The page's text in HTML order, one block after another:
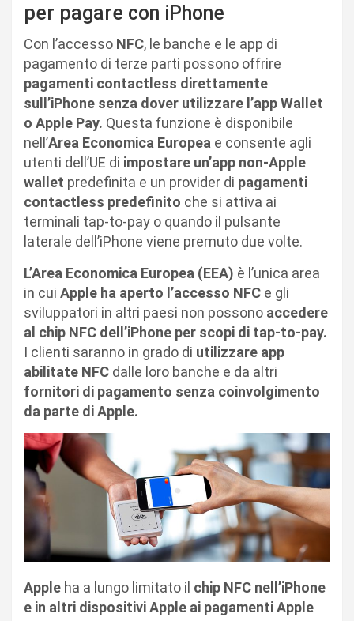
per pagare con iPhone
Con l’accesso NFC, le banche e le app di
pagamento di terze parti possono offrire
pagamenti contactless direttamente
sull’iPhone senza dover utilizzare l’app Wallet
o Apple Pay. Questa funzione è disponibile
nell’Area Economica Europea e consente agli
utenti dell’UE di impostare un’app non-Apple
wallet predefinita e un provider di pagamenti
contactless predefinito che si attiva ai
terminali tap-to-pay o quando il pulsante
laterale dell’iPhone viene premuto due volte.
L’Area Economica Europea (EEA) è l’unica area
in cui Apple ha aperto l’accesso NFC e gli
sviluppatori in altri paesi non possono accedere
al chip NFC dell’iPhone per scopi di tap-to-pay.
I clienti saranno in grado di utilizzare app
abilitate NFC dalle loro banche e da altri
fornitori di pagamento senza coinvolgimento
da parte di Apple.
Apple ha a lungo limitato il chip NFC nell’iPhone
e in altri dispositivi Apple ai pagamenti Apple